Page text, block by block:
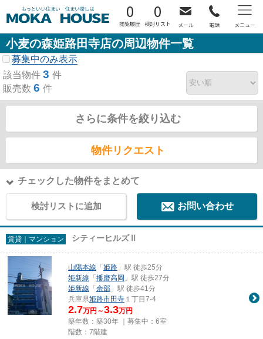
0 0
小麦の森姫路田寺店の周辺物件一覧
募集中のみ表示
該当物件 3 件
販売数 6 件
さらに条件を絞り込む
物件リクエスト
チェックした物件をまとめて
検討リストに追加 お問い合わせ
賃貸｜マンション シティーヒルズⅡ
山陽本線 「姫路 」駅 徒歩25分
姫新線 「播磨高岡 」駅 徒歩27分
姫新線 「余部 」駅 徒歩41分
兵庫県姫路市田寺 １丁目7-4
2.7万円～3.3万円
築年数：築30年 ｜募集中： 6室
階数：7階建